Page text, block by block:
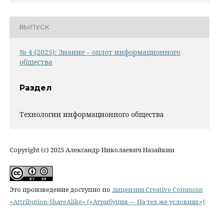
ВЫПУСК
№ 4 (2025): Знание – оплот информационного
общества
Раздел
Технологии информационного общества
Copyright (c) 2025 Александр Николаевич Назайкин
Это произведение доступно по лицензии Creative Commons
«Attribution-ShareAlike» («Атрибуция — На тех же условиях»)